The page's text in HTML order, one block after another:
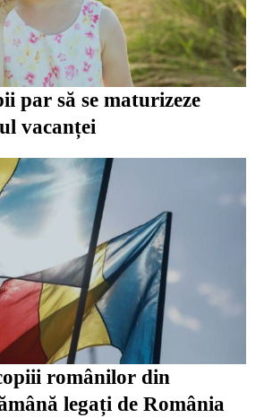
par să se maturizeze
vacanței
românilor din
legați de România